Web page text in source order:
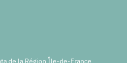
de la Région Île-de-France